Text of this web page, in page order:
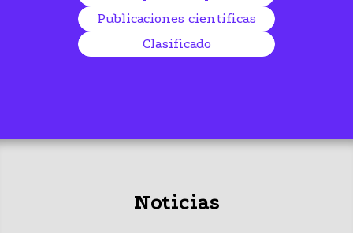
Publicaciones cientificas
Clasificado
Noticias